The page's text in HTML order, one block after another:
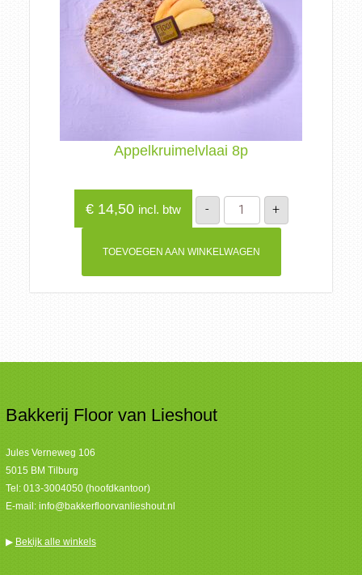
Appelkruimelvlaai 8p
€14,50 incl. btw -
Appelkruimelvlaai
aantal
+
TOEVOEGEN AAN WINKELWAGEN
Bakkerij Floor van Lieshout
Jules Verneweg 106
5015 BM Tilburg
Tel: 013-3004050 (hoofdkantoor)
E-mail: info@bakkerfloorvanlieshout.nl
▶ Bekijk alle winkels